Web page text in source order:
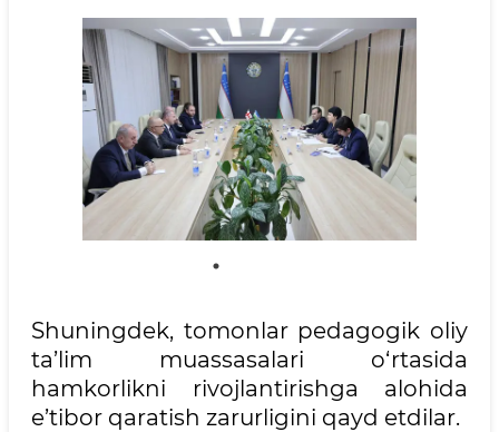
Shuningdek, tomonlar pedagogik oliy
ta’lim muassasalari o‘rtasida
hamkorlikni rivojlantirishga alohida
e’tibor qaratish zarurligini qayd etdilar.